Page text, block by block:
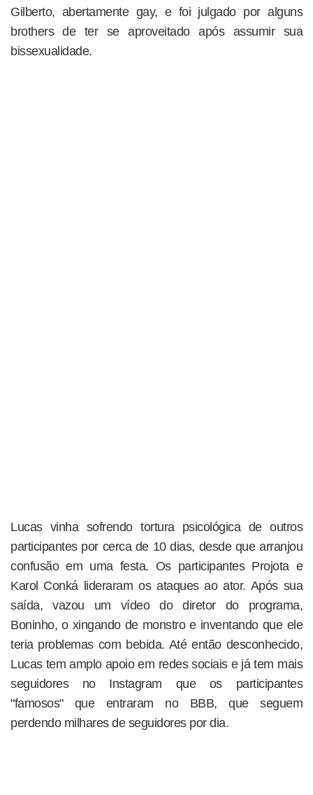
Gilberto, abertamente gay, e foi julgado por alguns
brothers de ter se aproveitado após assumir sua
bissexualidade.
Lucas vinha sofrendo tortura psicológica de outros
participantes por cerca de 10 dias, desde que arranjou
confusão em uma festa. Os participantes Projota e
Karol Conká lideraram os ataques ao ator. Após sua
saída, vazou um vídeo do diretor do programa,
Boninho, o xingando de monstro e inventando que ele
teria problemas com bebida. Até então desconhecido,
Lucas tem amplo apoio em redes sociais e já tem mais
seguidores no Instagram que os participantes
"famosos" que entraram no BBB, que seguem
perdendo milhares de seguidores por dia.